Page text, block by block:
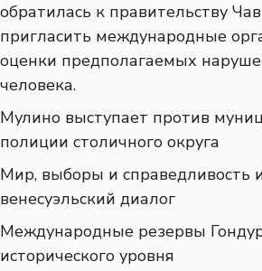
обратилась к правительству
пригласить международные
оценки предполагаемых
человека.
Мулино выступает против
полиции столичного округа
Мир, выборы и справедливость
венесуэльский диалог
Международные резервы
исторического уровня